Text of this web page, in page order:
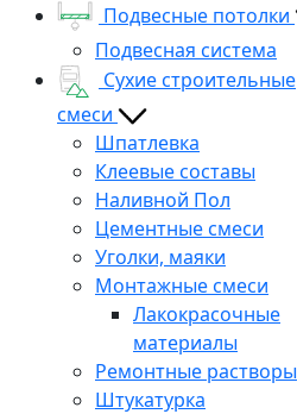
Подвесные потолки
Подвесная система
Сухие строительные
смеси
Шпатлевка
Клеевые составы
Наливной Пол
Цементные смеси
Уголки, маяки
Монтажные смеси
Лакокрасочные
материалы
Ремонтные растворы
Штукатурка